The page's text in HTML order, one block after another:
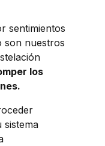
sentimientos
son nuestros
los
sistema